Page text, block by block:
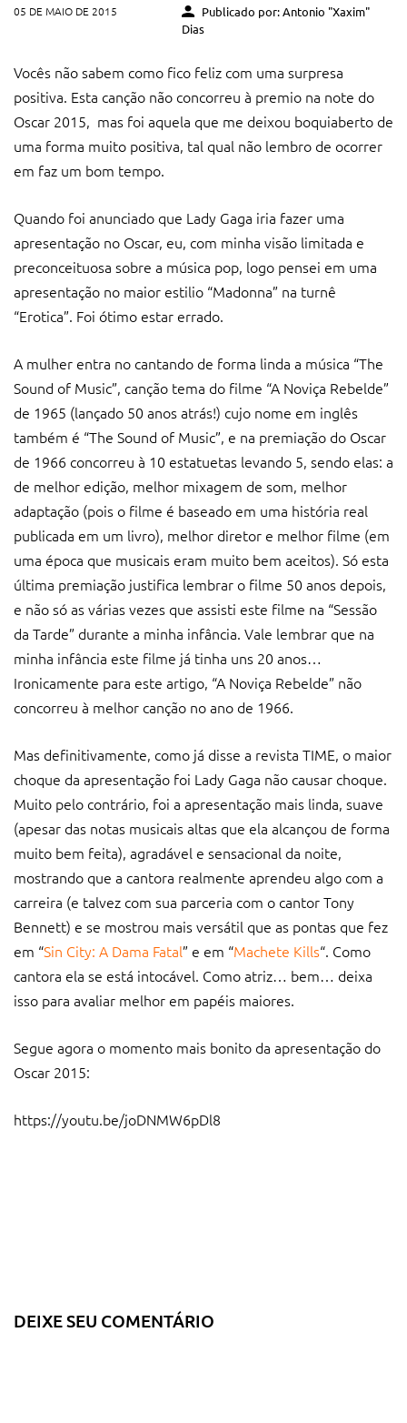
05 DE MAIO DE 2015
Publicado por: Antonio "Xaxim"
Dias
Vocês não sabem como fico feliz com uma surpresa
positiva. Esta canção não concorreu à premio na note do
Oscar 2015, mas foi aquela que me deixou boquiaberto de
uma forma muito positiva, tal qual não lembro de ocorrer
em faz um bom tempo.
Quando foi anunciado que Lady Gaga iria fazer uma
apresentação no Oscar, eu, com minha visão limitada e
preconceituosa sobre a música pop, logo pensei em uma
apresentação no maior estilio “Madonna” na turnê
“Erotica”. Foi ótimo estar errado.
A mulher entra no cantando de forma linda a música “The
Sound of Music”, canção tema do filme “A Noviça Rebelde”
de 1965 (lançado 50 anos atrás!) cujo nome em inglês
também é “The Sound of Music”, e na premiação do Oscar
de 1966 concorreu à 10 estatuetas levando 5, sendo elas: a
de melhor edição, melhor mixagem de som, melhor
adaptação (pois o filme é baseado em uma história real
publicada em um livro), melhor diretor e melhor filme (em
uma época que musicais eram muito bem aceitos). Só esta
última premiação justifica lembrar o filme 50 anos depois,
e não só as várias vezes que assisti este filme na “Sessão
da Tarde” durante a minha infância. Vale lembrar que na
minha infância este filme já tinha uns 20 anos…
Ironicamente para este artigo, “A Noviça Rebelde” não
concorreu à melhor canção no ano de 1966.
Mas definitivamente, como já disse a revista TIME, o maior
choque da apresentação foi Lady Gaga não causar choque.
Muito pelo contrário, foi a apresentação mais linda, suave
(apesar das notas musicais altas que ela alcançou de forma
muito bem feita), agradável e sensacional da noite,
mostrando que a cantora realmente aprendeu algo com a
carreira (e talvez com sua parceria com o cantor Tony
Bennett) e se mostrou mais versátil que as pontas que fez
em “Sin City: A Dama Fatal” e em “Machete Kills“. Como
cantora ela se está intocável. Como atriz… bem… deixa
isso para avaliar melhor em papéis maiores.
Segue agora o momento mais bonito da apresentação do
Oscar 2015:
https://youtu.be/joDNMW6pDl8
DEIXE SEU COMENTÁRIO